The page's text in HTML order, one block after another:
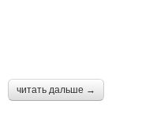
читать дальше →